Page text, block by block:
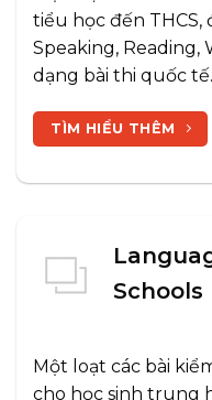
tiểu học đến THCS,
Speaking, Reading,
dạng bài thi quốc tế.
TÌM HIỂU THÊM
Schools
Một loạt các bài
cho học sinh trung